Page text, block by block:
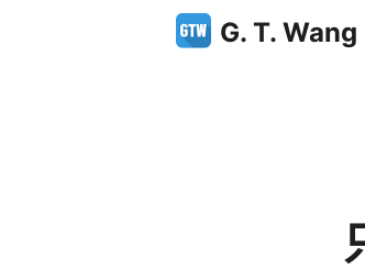
G. T. Wang